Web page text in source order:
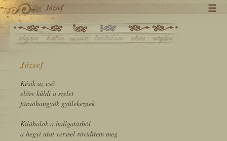
József
József
Késik az eső
előre küldi a szelet
fáraóhangyák gyülekeznek
Kilábalok a hallgatásból
a hegyi utat verssel rövidítem meg